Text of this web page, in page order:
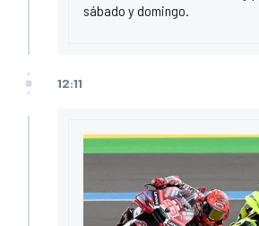
sábado y domingo.
12:11